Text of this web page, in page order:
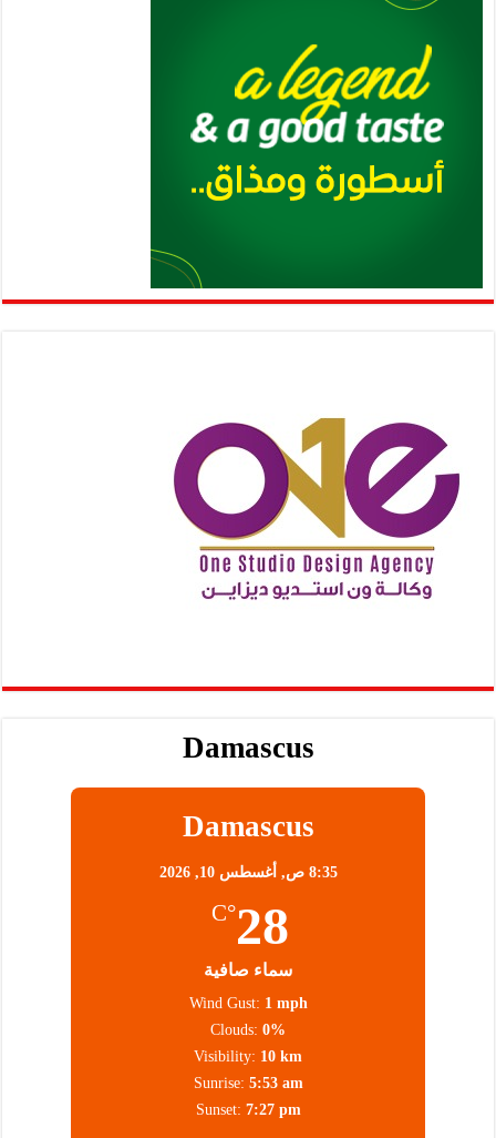
Damascus
Damascus
8:35 ص, أغسطس 10, 2026
28
°C
سماء صافية
Wind Gust: 1 mph
Clouds: 0%
Visibility: 10 km
Sunrise: 5:53 am
Sunset: 7:27 pm